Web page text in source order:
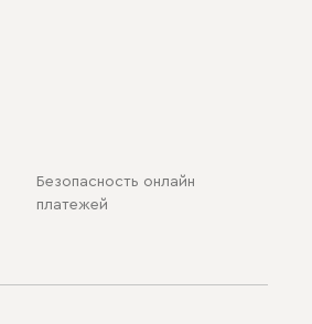
Безопасность онлайн
платежей